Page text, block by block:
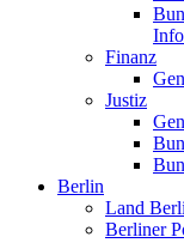
Finanz
Justiz
Berlin
Land
Berliner